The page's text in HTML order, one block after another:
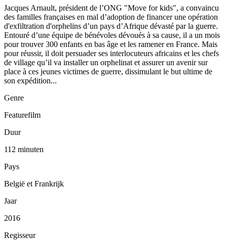
Jacques Arnault, président de l’ONG "Move for kids", a convaincu
des familles françaises en mal d’adoption de financer une opération
d'exfiltration d'orphelins d’un pays d’Afrique dévasté par la guerre.
Entouré d’une équipe de bénévoles dévoués à sa cause, il a un mois
pour trouver 300 enfants en bas âge et les ramener en France. Mais
pour réussir, il doit persuader ses interlocuteurs africains et les chefs
de village qu’il va installer un orphelinat et assurer un avenir sur
place à ces jeunes victimes de guerre, dissimulant le but ultime de
son expédition...
Genre
Featurefilm
Duur
112 minuten
Pays
België et Frankrijk
Jaar
2016
Regisseur